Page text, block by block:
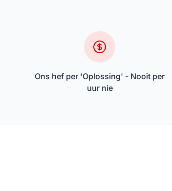
Ons hef per 'Oplossing' - Nooit per
uur nie